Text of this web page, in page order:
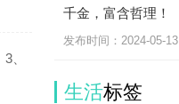
、
千金，富含哲理！
发布时间：2024-05-13
生活标签